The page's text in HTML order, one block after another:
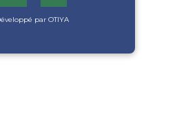
par OTIYA